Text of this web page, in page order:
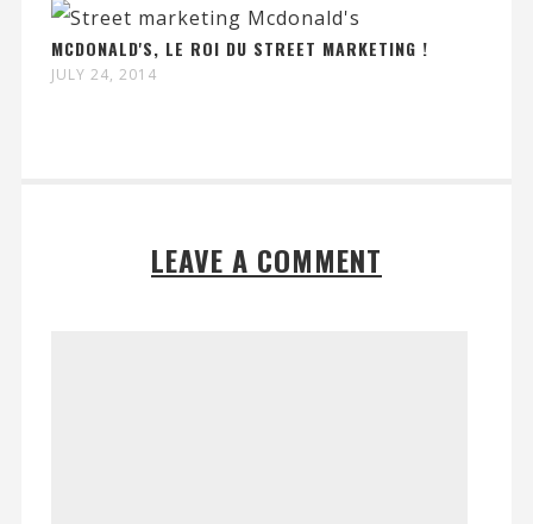
MCDONALD'S, LE ROI DU STREET MARKETING !
JULY 24, 2014
LEAVE A COMMENT